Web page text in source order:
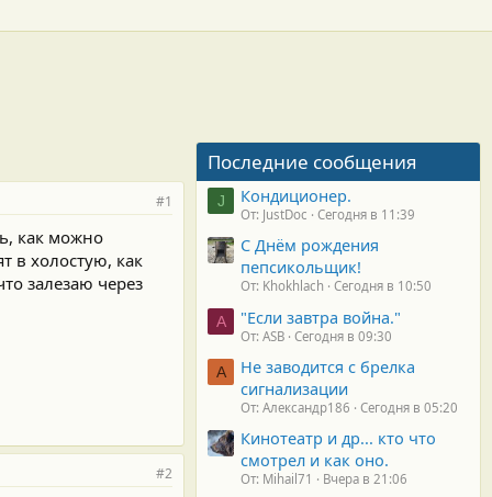
#1
как можно
в холостую, как
залезаю через
#2
Последние сообщения
J Кондиционер.
От: JustDoc Сегодня в 11:39
С Днём рождения
пепсикольщик!
От: Khokhlach Сегодня в 10:50
A "Если завтра война."
От: ASB Сегодня в 09:30
А
Не заводится с брелка
сигнализации
От: Александр186 Сегодня в 05:20
Кинотеатр и др... кто что
смотрел и как оно.
От: Mihail71 Вчера в 21:06